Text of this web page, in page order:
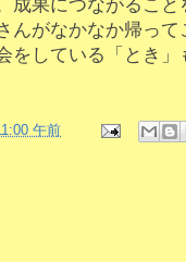
成果につながること
んがなかなか帰っ
をしている「とき
午前